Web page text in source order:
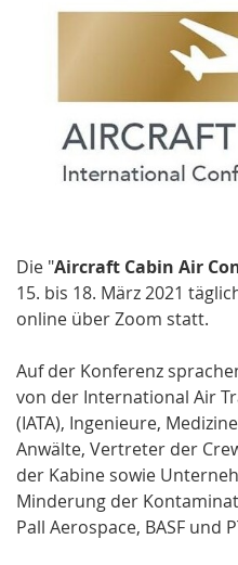
Die "Aircraft Cabin Air
15. bis 18. März 2021
online über Zoom statt.
Auf der Konferenz
von der International Air
(IATA), Ingenieure,
Anwälte, Vertreter der
der Kabine sowie
Minderung der
Pall Aerospace, BASF und